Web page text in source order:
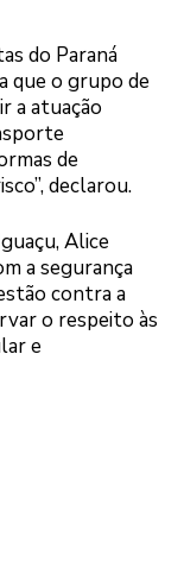
do Paraná
que o grupo de
a atuação
de
declarou.
Alice
a segurança
contra a
o respeito às
e